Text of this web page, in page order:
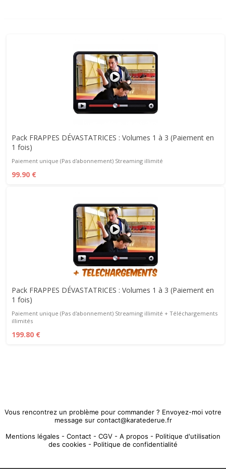
Pack FRAPPES DÉVASTATRICES : Volumes 1 à 3 (Paiement en
1 fois)
Paiement unique (Pas d'abonnement) Streaming illimité
99.90 €
Pack FRAPPES DÉVASTATRICES : Volumes 1 à 3 (Paiement en
1 fois)
Paiement unique (Pas d'abonnement) Streaming illimité + Téléchargements
illimités
199.80 €
Vous rencontrez un problème pour commander ? Envoyez-moi votre
message sur contact@karatederue.fr
Mentions légales - Contact - CGV - A propos - Politique d'utilisation
des cookies - Politique de confidentialité